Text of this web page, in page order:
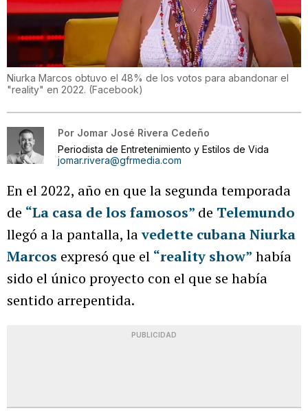
Niurka Marcos obtuvo el 48% de los votos para abandonar el
"reality" en 2022. (Facebook)
Por Jomar José Rivera Cedeño
Periodista de Entretenimiento y Estilos de Vida
jomar.rivera@gfrmedia.com
En el 2022, año en que la segunda temporada
de “La casa de los famosos” de Telemundo
llegó a la pantalla, lavedette cubana Niurka
Marcos expresó que el “reality show” había
sido el único proyecto con el que se había
sentido arrepentida.
PUBLICIDAD